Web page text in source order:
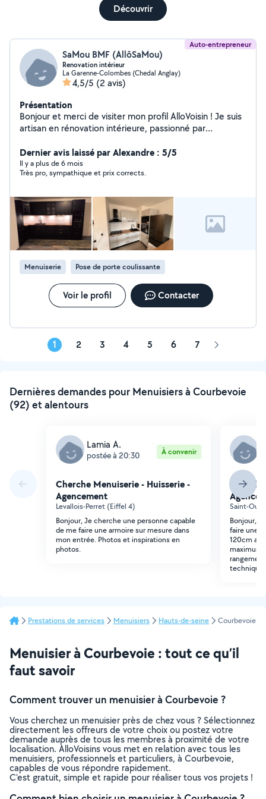
Découvrir
Auto-entrepreneur
SaMou BMF (AllôSaMou)
Renovation intérieur
La Garenne-Colombes (Chedal Anglay)
4,5/5 (2 avis)
Présentation
Bonjour et merci de visiter mon profil AlloVoisin ! Je suis
artisan en rénovation intérieure, passionné par
Avec plusieurs années d'expérience, j'accompagne mes
clients dans leurs projets de A à Z, qu'il s'agisse d'une
simple retouche ou d'une rénovation complète. Mes
décoration (murs, plafonds, finitions soignées) Pose de
sols : carrelage, parquet, stratifié, vinyle Aménagement
et rénovation de cuisines & salles de bains Petits
travaux de bricolage, réparations et finitions diverses
Conseil sur le choix des matériaux et l'optimisation de
vos espaces Pourquoi me choisir ? Sérieux, ponctuel et
à l'écoute de vos besoins Travail propre et minutieux,
avec souci du détail Respect des délais et des budgets
annoncés Relation de confiance et accompagnement
personnalisé Contactez-moi dès aujourd'hui pour
Dernier avis laissé par Alexandre : 5/5
Il y a plus de 6 mois
Très pro, sympathique et prix corrects.
Menuiserie Pose de porte coulissante
Voir le profil Contacter
1 2 3 4 5 6 7 Page
Dernières demandes pour Menuisiers à Courbevoie
(92) et alentours
Lamia A.
postée à 20:30 À convenir
Cherche Menuiserie - Huisserie -
Agencement
Levallois-Perret (Eiffel 4)
Bonjour, Je cherche une personne capable
de me faire une armoire sur mesure dans
mon entrée. Photos et inspirations en
photos.
Saint-
Bonjour,
faire une
120cm
maximum
technique
Prestations de services Menuisiers Hauts-de-seine Courbevoie
Menuisier à Courbevoie : tout ce qu’il
faut savoir
Comment trouver un menuisier à Courbevoie ?
Vous cherchez un menuisier près de chez vous ? Sélectionnez
directement les offreurs de votre choix ou postez votre
demande auprès de tous les membres à proximité de votre
localisation. AlloVoisins vous met en relation avec tous les
menuisiers, professionnels et particuliers, à Courbevoie,
capables de vous répondre rapidement.
C’est gratuit, simple et rapide pour réaliser tous vos projets !